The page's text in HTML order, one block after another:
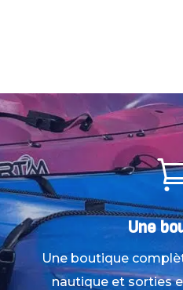
Une
Une boutique
nautique et sorties